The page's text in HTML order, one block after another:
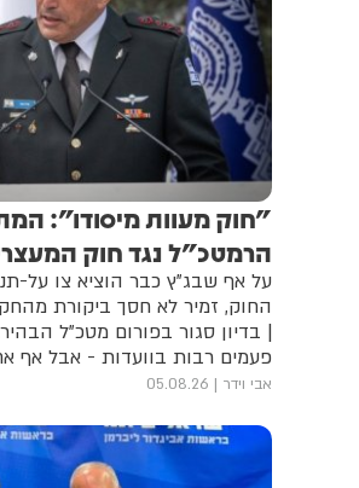
"חוק מעוות מיסודו":
הרמטכ"ל נגד חוק
על אף שבג"ץ כבר הוציא צו על-
החוק, זמיר לא חסך ביקורת
| בדיון סגור בפורום מטכ"ל
פעמים רבות בוועדות - אבל אף
אבי וידר 05.08.26